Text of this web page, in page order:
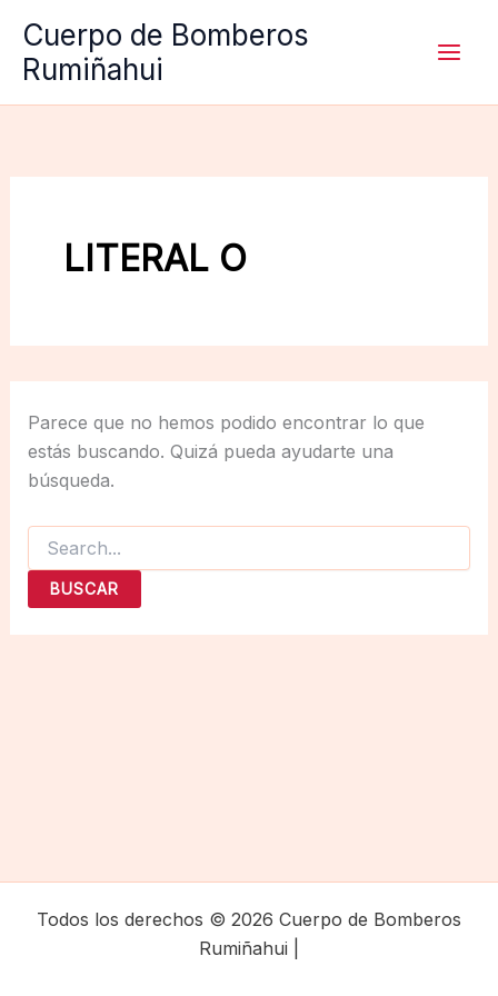
contenido
Cuerpo de Bomberos
Rumiñahui
LITERAL O
Parece que no hemos podido encontrar lo que
estás buscando. Quizá pueda ayudarte una
búsqueda.
Buscar
por:
Todos los derechos © 2026 Cuerpo de Bomberos
Rumiñahui |